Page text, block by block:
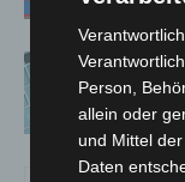
Person,
allein oder
und Mittel
Daten